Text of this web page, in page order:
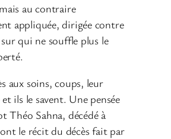
au contraire
appliquée, dirigée contre
qui ne souffle plus le
aux soins, coups, leur
ils le savent. Une pensée
Théo Sahna, décédé à
le récit du décès fait par